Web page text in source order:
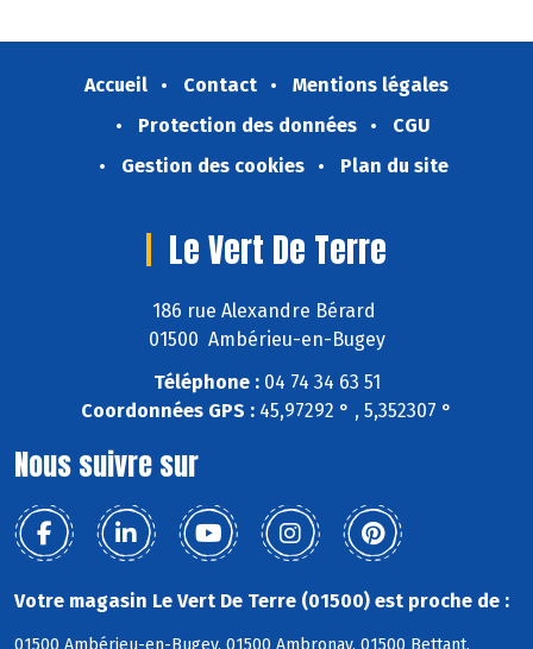
Accueil Contact
Mentions légales
Protection des données
CGU
Gestion des cookies
Plan du site
Le Vert De Terre
186 rue Alexandre Bérard
01500 Ambérieu-en-Bugey
Téléphone :04 74 34 63 51
Coordonnées GPS : 45,97292 ° , 5,352307 °
Nous suivre sur
Votre magasin Le Vert De Terre (01500) est proche de :